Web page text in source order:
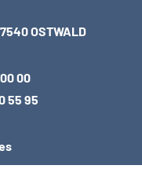
OSTWALD
00
55 95